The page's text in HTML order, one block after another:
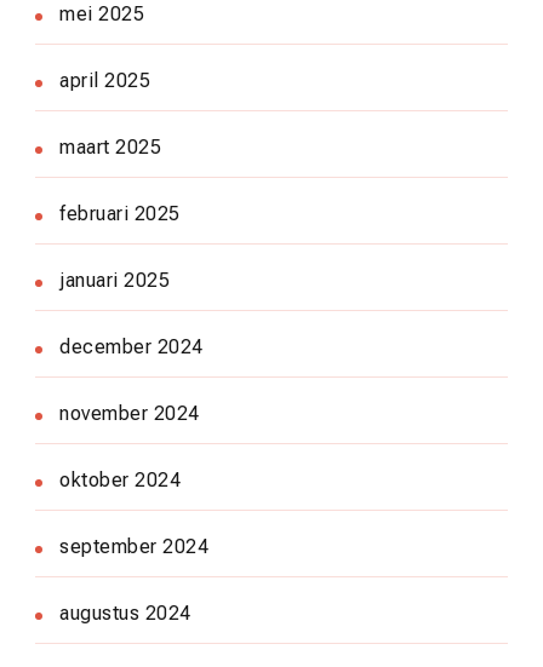
mei 2025
april 2025
maart 2025
februari 2025
januari 2025
december 2024
november 2024
oktober 2024
september 2024
augustus 2024